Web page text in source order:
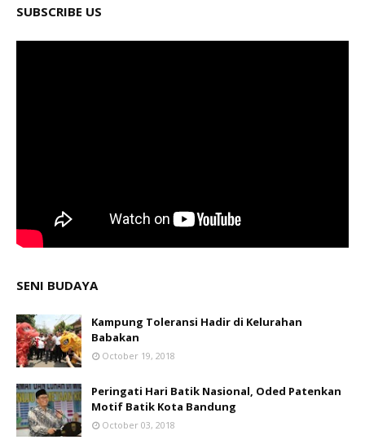
SUBSCRIBE US
SENI BUDAYA
Kampung Toleransi Hadir di Kelurahan
Babakan
October 19, 2018
Peringati Hari Batik Nasional, Oded Patenkan
Motif Batik Kota Bandung
October 03, 2018